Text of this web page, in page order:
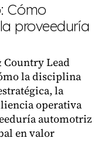
Cómo
proveeduría
Country Lead
la disciplina
la
operativa
automotriz
en valor